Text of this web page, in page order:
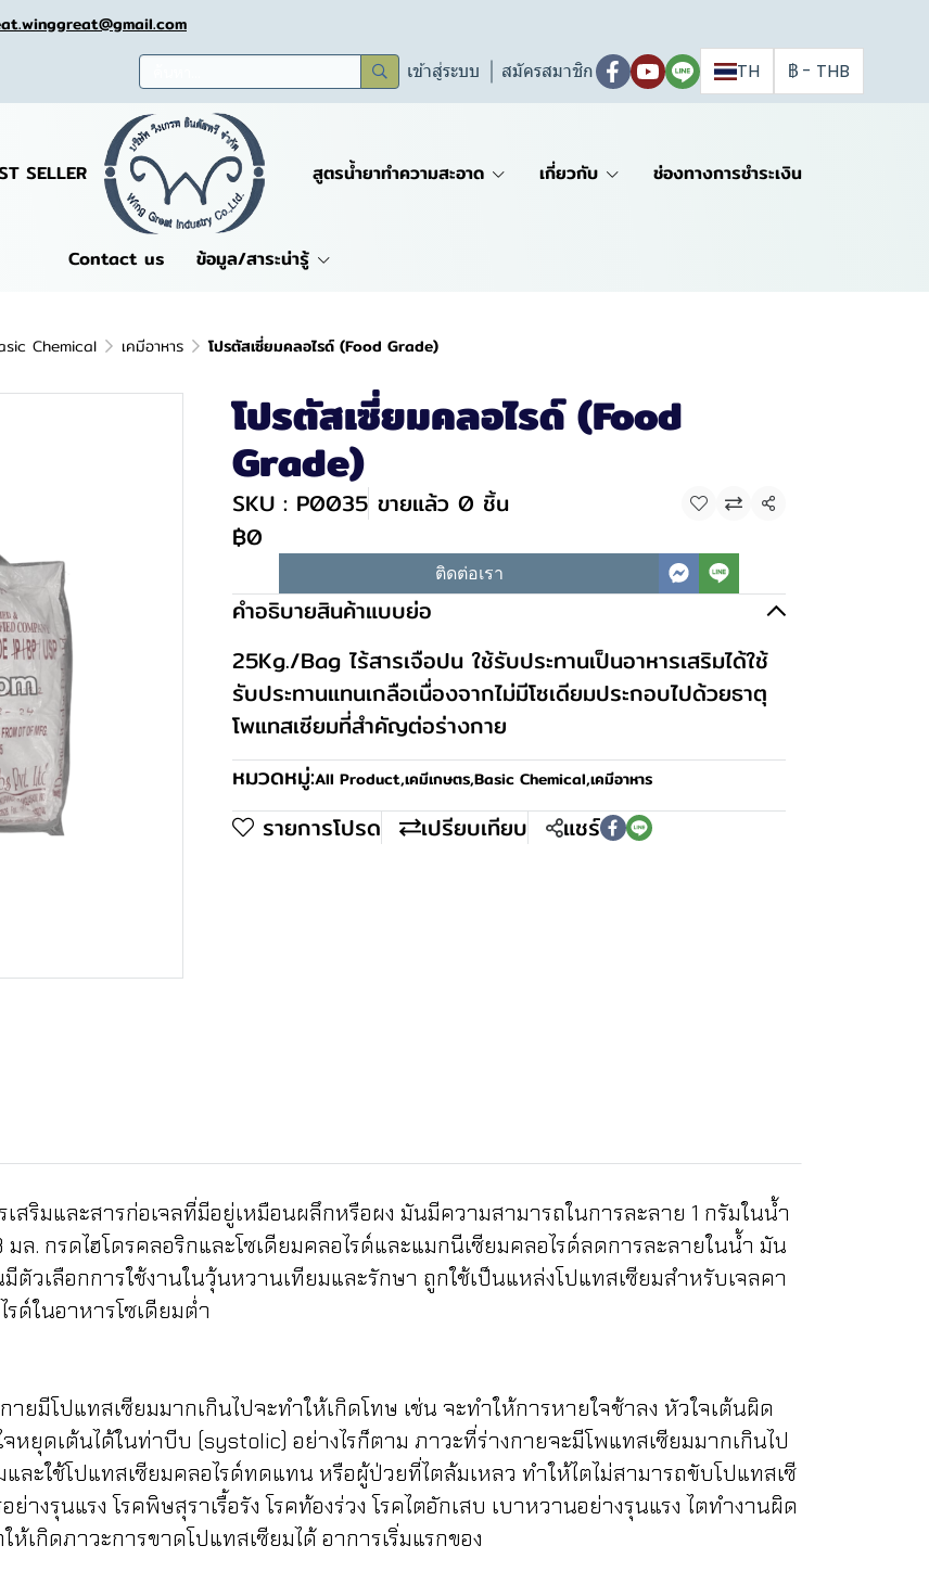
เข้าสู่ระบบ สมัครสมาชิก TH ฿ - THB
SELLER สูตรน้ำยาทำความสะอาด เกี่ยวกับ ช่องทางการชำระเงิน
Contact us ข้อมูล/สาระน่ารู้
Chemical เคมีอาหาร โปรตัสเซี่ยมคลอไรด์ (Food Grade)
โปรตัสเซี่ยมคลอไรด์ (Food
Grade)
SKU : P0035 ขายแล้ว 0 ชิ้น แชร์
฿0
ติดต่อเรา
คำอธิบายสินค้าแบบย่อ
25Kg./Bag ไร้สารเจือปน ใช้รับประทานเป็นอาหารเสริมได้ใช้
รับประทานแทนเกลือเนื่องจากไม่มีโซเดียมประกอบไปด้วยธาตุ
โพแทสเซียมที่สำคัญต่อร่างกาย
หมวดหมู่:All Product,เคมีเกษตร,Basic Chemical,เคมีอาหาร
รายการโปรด เปรียบเทียบ แชร์
ริมและสารก่อเจลที่มีอยู่เหมือนผลึกหรือผง มันมีความสามารถในการละลาย 1 กรัมในน้ำ
มล. กรดไฮโดรคลอริกและโซเดียมคลอไรด์และแมกนีเซียมคลอไรด์ลดการละลายในน้ำ มัน
ตัวเลือกการใช้งานในวุ้นหวานเทียมและรักษา ถูกใช้เป็นแหล่งโปแทสเซียมสำหรับเจลคา
ด์ในอาหารโซเดียมต่ำ
โปแทสเซียมมากเกินไปจะทำให้เกิดโทษ เช่น จะทำให้การหายใจช้าลง หัวใจเต้นผิด
หยุดเต้นได้ในท่าบีบ (systolic) อย่างไรก็ตาม ภาวะที่ร่างกายจะมีโพแทสเซียมมากเกินไป
ละใช้โปแทสเซียมคลอไรด์ทดแทน หรือผู้ป่วยที่ไตล้มเหลว ทำให้ไตไม่สามารถขับโปแทสเซี
งรุนแรง โรคพิษสุราเรื้อรัง โรคท้องร่วง โรคไตอักเสบ เบาหวานอย่างรุนแรง ไตทำงานผิด
เกิดภาวะการขาดโปแทสเซียมได้ อาการเริ่มแรกของ